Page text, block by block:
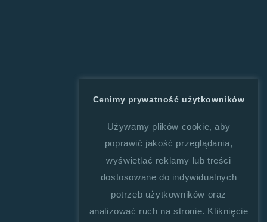
Cenimy prywatność użytkowników
Używamy plików cookie, aby
poprawić jakość przeglądania,
wyświetlać reklamy lub treści
dostosowane do indywidualnych
potrzeb użytkowników oraz
analizować ruch na stronie. Kliknięcie